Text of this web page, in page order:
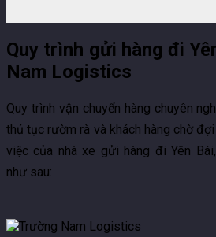
Quy trình gửi hàng đi
Nam Logistics
Quy trình vận chuyển hàng chuyên
thủ tục rườm rà và khách hàng chờ
việc của nhà xe gửi hàng đi Yên
như sau: